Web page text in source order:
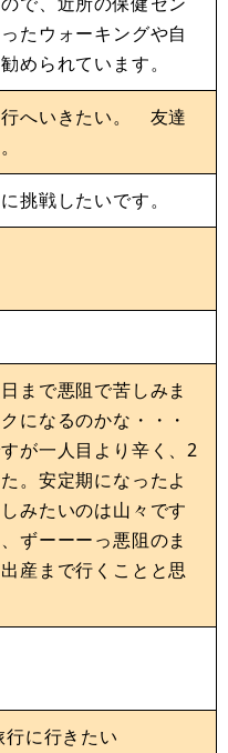
たウォーキングや自
められています。
へいきたい。 友達
挑戦したいです。
まで悪阻で苦しみま
になるのかな・・・
が一人目より辛く、2
。安定期になったよ
みたいのは山々です
ずーーーっ悪阻のま
産まで行くことと思
に行きたい